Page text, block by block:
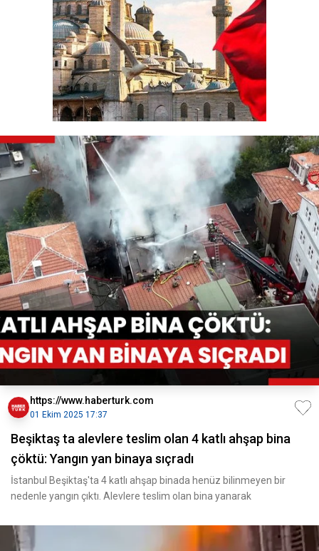
https://www.haberturk.com
01 Ekim 2025 17:37
Beşiktaş ta alevlere teslim olan 4 katlı ahşap bina
çöktü: Yangın yan binaya sıçradı
İstanbul Beşiktaş'ta 4 katlı ahşap binada henüz bilinmeyen bir
nedenle yangın çıktı. Alevlere teslim olan bina yanarak